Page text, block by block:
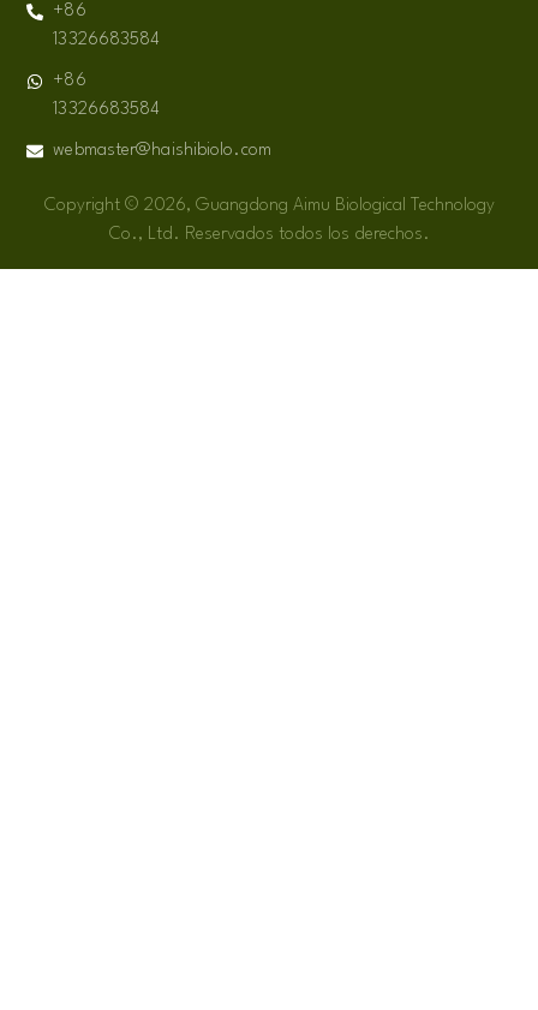
+86
13326683584
+86
13326683584
webmaster@haishibiolo.com
Copyright © 2026, Guangdong Aimu Biological Technology
Co., Ltd. Reservados todos los derechos.